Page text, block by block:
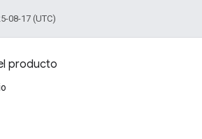
08-17 (UTC)
producto